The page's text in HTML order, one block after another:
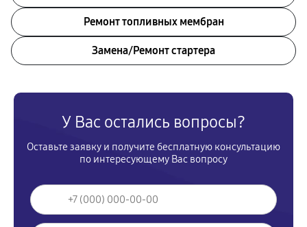
Ремонт топливных мембран
Замена/Pемонт стартера
У Вас остались вопросы?
Оставьте заявку и получите бесплатную консультацию
по интересующему Вас вопросу